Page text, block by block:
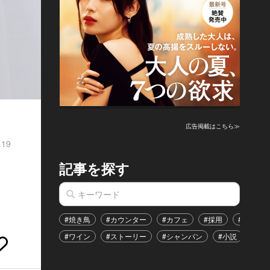
広告掲載はこちら≫
記事を探す
#焼き鳥 #カウンター #カフェ #採用
#恋愛
#ワイン
#ストーリー #シャンパン #小説